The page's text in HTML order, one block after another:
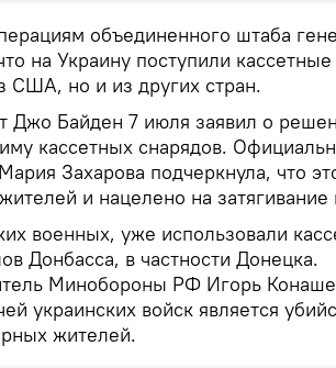
объединенного штаба
на Украину поступили кассетные
США, но и из других стран.
Джо Байден 7 июля заявил о
кассетных снарядов.
Захарова подчеркнула, что
и нацелено на затягивание
военных, уже использовали
Донбасса, в частности Донецка.
Минобороны РФ Игорь
украинских войск является
жителей.